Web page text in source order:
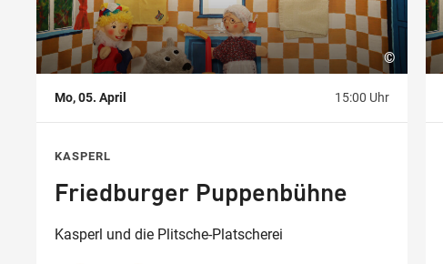
©
Mo, 05. April 15:00 Uhr
KASPERL
Friedburger Puppenbühne
Kasperl und die Plitsche-Platscherei